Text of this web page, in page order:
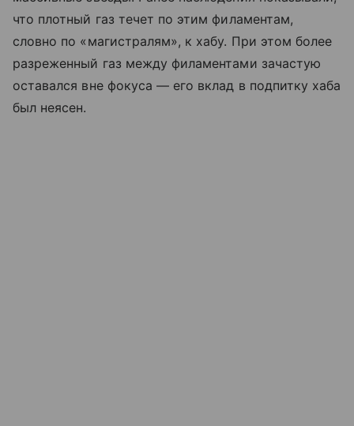
что плотный газ течет по этим филаментам,
словно по «магистралям», к хабу. При этом более
разреженный газ между филаментами зачастую
оставался вне фокуса — его вклад в подпитку хаба
был неясен.